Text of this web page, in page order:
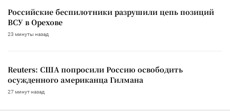
Российские беспилотники разрушили цепь позиций
ВСУ в Орехове
23 минуты назад
Reuters: США попросили Россию освободить
осужденного американца Гилмана
27 минут назад